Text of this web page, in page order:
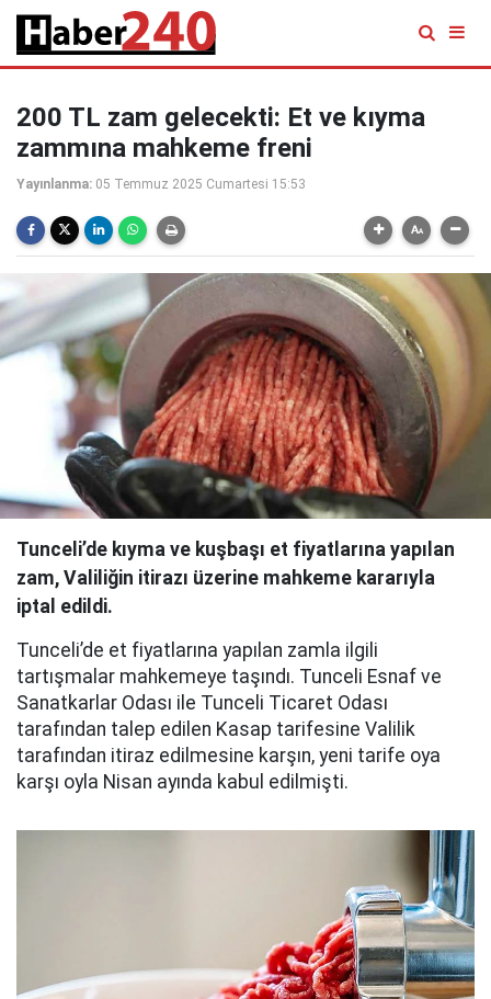
200 TL zam gelecekti: Et ve kıyma
zammına mahkeme freni
Yayınlanma: 05 Temmuz 2025 Cumartesi 15:53
Tunceli’de kıyma ve kuşbaşı et fiyatlarına yapılan
zam, Valiliğin itirazı üzerine mahkeme kararıyla
iptal edildi.
Tunceli’de et fiyatlarına yapılan zamla ilgili
tartışmalar mahkemeye taşındı. Tunceli Esnaf ve
Sanatkarlar Odası ile Tunceli Ticaret Odası
tarafından talep edilen Kasap tarifesine Valilik
tarafından itiraz edilmesine karşın, yeni tarife oya
karşı oyla Nisan ayında kabul edilmişti.